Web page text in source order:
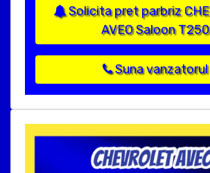
Solicita pret parbriz
AVEO Saloon T250
Suna vanzatorul